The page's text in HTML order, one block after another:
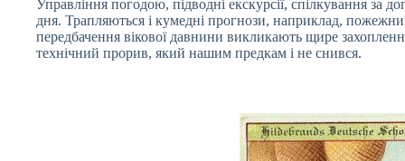
Управління погодою, підводні екскурсії, спілкування за
дня. Трапляються і кумедні прогнози, наприклад,
передбачення вікової давнини викликають щире
технічний прорив, який нашим предкам і не снився.